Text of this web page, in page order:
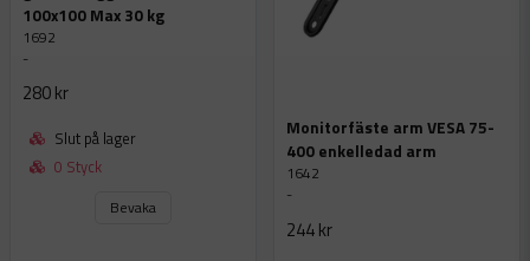
100x100 Max 30 kg
1692
-
280 kr
Slut på lager
0 Styck
Bevaka
Monitorfäste arm VESA 75-
400 enkelledad arm
1642
-
244 kr